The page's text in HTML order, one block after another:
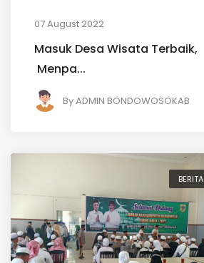
07 August 2022
Masuk Desa Wisata Terbaik,
Menpa...
ByADMIN BONDOWOSOKAB
BERITA